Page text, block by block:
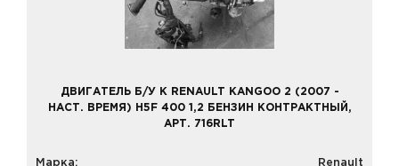
Logan 1 (2004 - наст. Время)
Logan 2 (2013 - наст. Время)
Master
Megane 1 (1995 - 2008)
Megane 3 (2008 - наст. Время)
Modus
Pulse
Safrane 1 (1992 - 1997)
Safrane 2 (1996 - 2000)
Sandero 1 (2007 - 2014)
Scenic 1 (1999 - 2003)
Scenic 2 (2003 - 2009)
ДВИГАТЕЛЬ Б/У К RENAULT KANGOO 2 (2007 -
НАСТ. ВРЕМЯ) H5F 400 1,2 БЕНЗИН КОНТРАКТНЫЙ,
АРТ. 716RLT
Марка:
Renault